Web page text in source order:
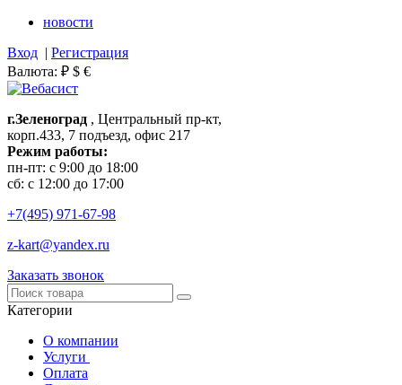
новости
Вход | Регистрация
Валюта: ₽ $ €
г.Зеленоград , Центральный пр-кт,
корп.433, 7 подъезд, офис 217
Режим работы:
пн-пт: с 9:00 до 18:00
сб: с 12:00 до 17:00
+7(495) 971-67-98
z-kart@yandex.ru
Заказать звонок
Категории
О компании
Услуги
Оплата